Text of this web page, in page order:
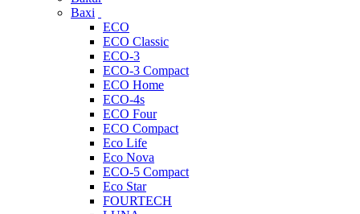
Baxi
ECO
ECO Classic
ECO-3
ECO-3 Compact
ECO Home
ECO-4s
ECO Four
ECO Compact
Eco Life
Eco Nova
ECO-5 Compact
Eco Star
FOURTECH